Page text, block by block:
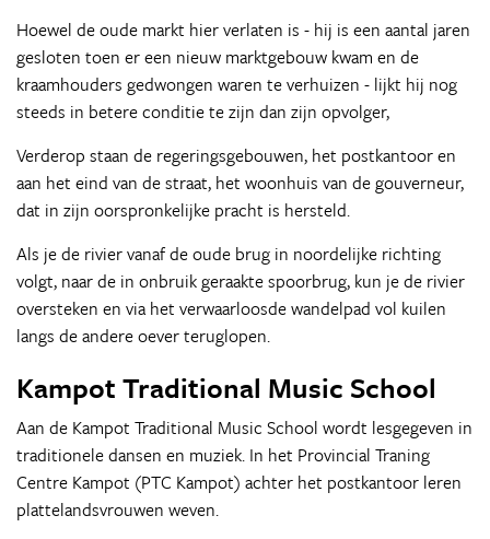
Hoewel de oude markt hier verlaten is - hij is een aantal jaren
gesloten toen er een nieuw marktgebouw kwam en de
kraamhouders gedwongen waren te verhuizen - lijkt hij nog
steeds in betere conditie te zijn dan zijn opvolger,
Verderop staan de regeringsgebouwen, het postkantoor en
aan het eind van de straat, het woonhuis van de gouverneur,
dat in zijn oorspronkelijke pracht is hersteld.
Als je de rivier vanaf de oude brug in noordelijke richting
volgt, naar de in onbruik geraakte spoorbrug, kun je de rivier
oversteken en via het verwaarloosde wandelpad vol kuilen
langs de andere oever teruglopen.
Kampot Traditional Music School
Aan de Kampot Traditional Music School wordt lesgegeven in
traditionele dansen en muziek. In het Provincial Traning
Centre Kampot (PTC Kampot) achter het postkantoor leren
plattelandsvrouwen weven.